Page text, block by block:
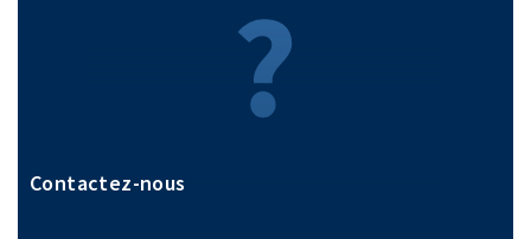
Contactez-nous